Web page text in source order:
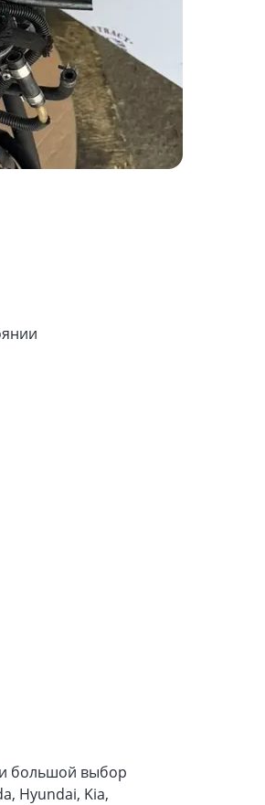
большой выбор
Hyundai, Kia,